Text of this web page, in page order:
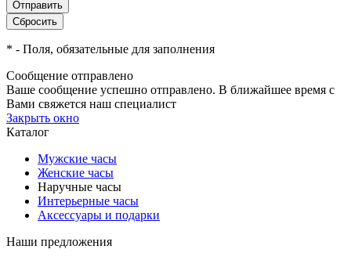
* - Поля, обязательные для заполнения
Сообщение отправлено
Ваше сообщение успешно отправлено. В ближайшее время с
Вами свяжется наш специалист
Закрыть окно
Каталог
Мужские часы
Женские часы
Наручные часы
Интерьерные часы
Аксессуары и подарки
Наши предложения